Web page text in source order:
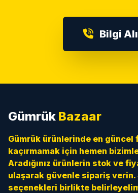
Bilgi
Gümrük Bazaar
Gümrük ürünlerinde en güncel
kaçırmamak için hemen
Aradığınız ürünlerin stok ve
ulaşarak güvenle sipariş verin.
seçenekleri birlikte